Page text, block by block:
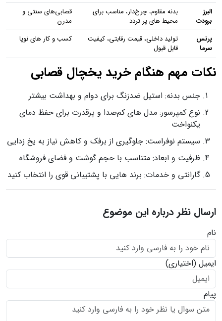
البرز
برودت
بدنه مقاوم، چرخ‌دار، مناسب برای
محیط‌ های پر تردد
قصابی‌های سنتی و
مدرن
پرنس
سرما
تولید داخلی، قیمت رقابتی، کیفیت
قابل قبول
کسب‌ و کار های نوپا
نکات مهم هنگام خرید یخچال قصابی
جنس بدنه: استیل ضدزنگ برای دوام و بهداشت بیشتر
نوع کمپرسور: مدل‌ های کم‌صدا و پرقدرت برای حفظ دمای
یکنواخت
سیستم نوفراست: جلوگیری از برفک و کاهش نیاز به یخ‌ زدایی
ظرفیت و ابعاد: متناسب با حجم گوشت و فضای فروشگاه
گارانتی و خدمات: برند هایی با پشتیبانی قوی را انتخاب کنید
ارسال نظر درباره این موضوع
نام
ایمیل (اختیاری)
پیام